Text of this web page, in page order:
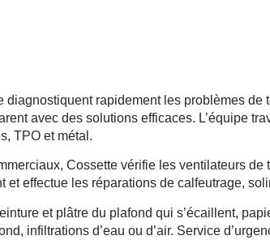
diagnostiquent rapidement les problèmes de
avec des solutions efficaces. L’équipe
TPO et métal.
Cossette vérifie les ventilateurs de
et effectue les réparations de calfeutrage,
et plâtre du plafond qui s’écaillent,
infiltrations d’eau ou d’air. Service